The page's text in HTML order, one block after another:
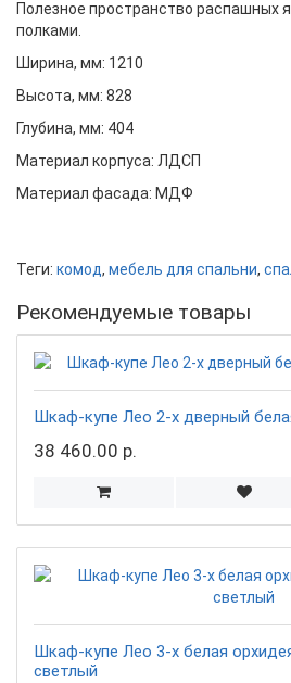
Полезное пространство распашных
полками.
Ширина, мм: 1210
Высота, мм: 828
Глубина, мм: 404
Материал корпуса: ЛДСП
Материал фасада: МДФ
Теги: комод, мебель для спальни,
Рекомендуемые товары
Шкаф-купе Лео 2-х дверный
38 460.00 р.
Шкаф-купе Лео 3-х белая
светлый